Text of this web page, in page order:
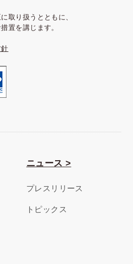
取り扱うとともに、
置を講じます。
ニュース >
プレスリリース
トピックス